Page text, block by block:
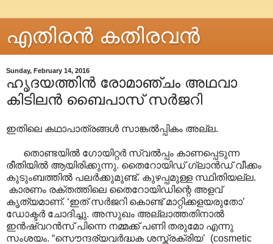
എതിരന്‍ കതിരവന്‍
Sunday, February 14, 2016
ഹൃദയത്തിൻ രോമാഞ്ചം അഥവാ
കിടിലൻ ബൈപാസ് സർജറി
ഇതിലെ കഥാപാത്രങ്ങൾ സാങ്കൽ‌പ്പികം അല്ല.
തൊണ്ടയിൽ ഗോയിറ്റർ സ്വൽ‌പ്പം കാണപ്പെടുന്ന
രീതിയിൽ ആയിരിക്കുന്നു. തൈറോയിഡ് ഗ്ലാൻഡ് വീക്കം
കുടുംബത്തിൽ പലർക്കുമുണ്ട്. കുഴപ്പമുള്ള സ്ഥിതിയല്ല.
കാരണം രക്തത്തിലെ തൈറോയിഡിന്റെ അളവ്
കൃത്യമാണ്. ‘ഇത് സർജറി കൊണ്ട് മാറ്റിക്കളയരുതോ’
ഡോക്ടർ ചോദിച്ചു. അസുഖം അല്ലാത്തതിനാൽ
ഇൻഷ്വറൻസ് പിന്നെ നമ്മക്ക് പണി തരുമോ എന്നു
സംശയം. “സൌന്ദര്യവർദ്ധക ശസ്ത്രക്രിയ’ (cosmetic